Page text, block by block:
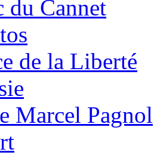
du Cannet
de la Liberté
Marcel Pagnol